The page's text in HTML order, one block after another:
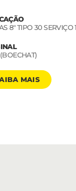
8" TIPO 30 SERVIÇO
MAIS